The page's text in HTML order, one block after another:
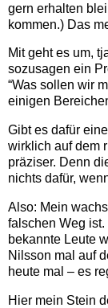
gern erhalten
kommen.) Das
Mit geht es um,
sozusagen ein
“Was sollen wir
einigen
Gibt es dafür
wirklich auf dem
präziser. Denn
nichts dafür,
Also: Mein
falschen Weg
bekannte Leute
Nilsson mal auf
heute mal – es
Hier mein Stein